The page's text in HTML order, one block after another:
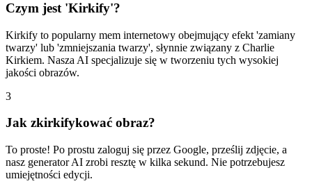
Czym jest 'Kirkify'?
Kirkify to popularny mem internetowy obejmujący efekt 'zamiany
twarzy' lub 'zmniejszania twarzy', słynnie związany z Charlie
Kirkiem. Nasza AI specjalizuje się w tworzeniu tych wysokiej
jakości obrazów.
3
Jak zkirkifykować obraz?
To proste! Po prostu zaloguj się przez Google, prześlij zdjęcie, a
nasz generator AI zrobi resztę w kilka sekund. Nie potrzebujesz
umiejętności edycji.